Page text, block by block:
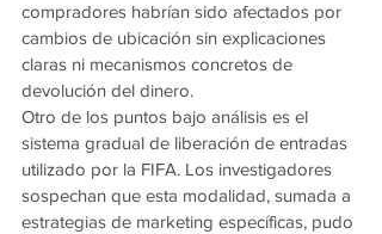
compradores habrían sido afectados por
cambios de ubicación sin explicaciones
claras ni mecanismos concretos de
devolución del dinero.
Otro de los puntos bajo análisis es el
sistema gradual de liberación de entradas
utilizado por la FIFA. Los investigadores
sospechan que esta modalidad, sumada a
estrategias de marketing específicas, pudo